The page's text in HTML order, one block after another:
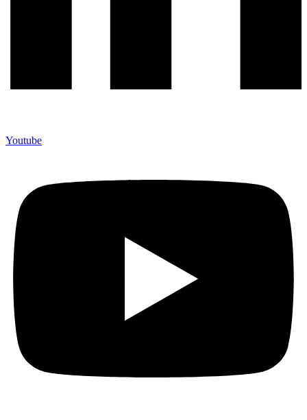
Youtube